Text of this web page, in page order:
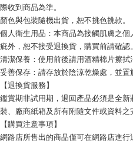
際收到商品為準。
顏色與包裝隨機出貨，恕不挑色挑款。
個人衛生用品：本商品為接觸肌膚之
疵外，恕不接受退換貨，購買前請確認。
清潔保養：使用前後請用酒精棉片擦拭
妥善保存：請存放於陰涼乾燥處，並置
【退換貨服務】
鑑賞期非試用期，退回產品必須是全
裝、廠商紙箱及所有附隨文件或資料之
【購買注意事項】
網路店所售出的商品僅可在網路店進